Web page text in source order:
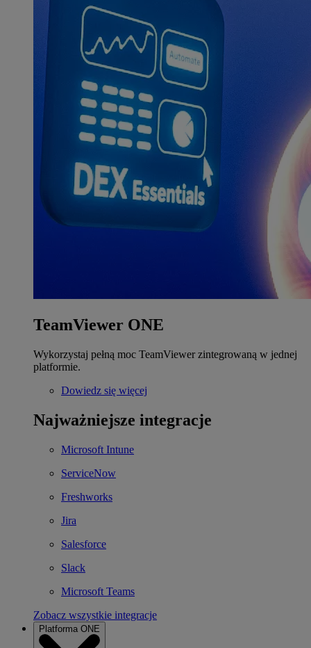
TeamViewer ONE
Wykorzystaj pełną moc TeamViewer zintegrowaną w jednej
platformie.
Dowiedz się więcej
Najważniejsze integracje
Microsoft Intune
ServiceNow
Freshworks
Jira
Salesforce
Slack
Microsoft Teams
Zobacz wszystkie integracje
Platforma ONE